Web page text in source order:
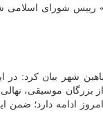
رییس شورای اسلامی
شهر بیان کرد: در
بزرگان موسیقی،
امروز ادامه دارد؛